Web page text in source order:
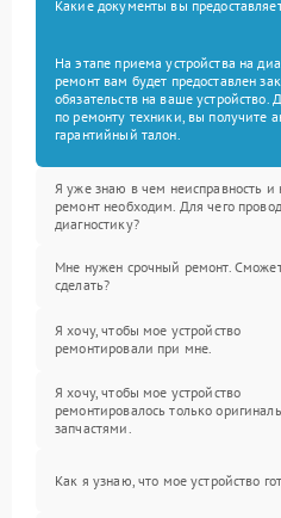
Какие документы вы
На этапе приема устройства на
ремонт вам будет предоставлен
обязательств на ваше устройство.
по ремонту техники, вы получите
гарантийный талон.
Я уже знаю в чем неисправность и
ремонт необходим. Для чего
диагностику?
Мне нужен срочный ремонт.
сделать?
Я хочу, чтобы мое устройство
ремонтировали при мне.
Я хочу, чтобы мое устройство
ремонтировалось только
запчастями.
Как я узнаю, что мое устройство